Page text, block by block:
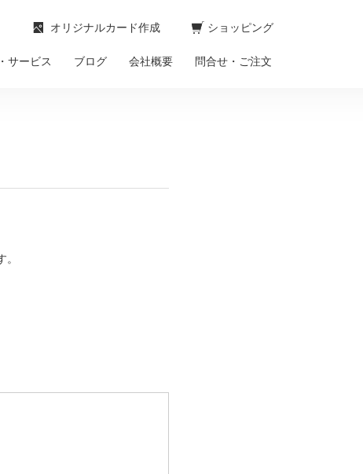
サービス ブログ 会社概要 問合せ・ご注文
オリジナルカード作成 ショッピング